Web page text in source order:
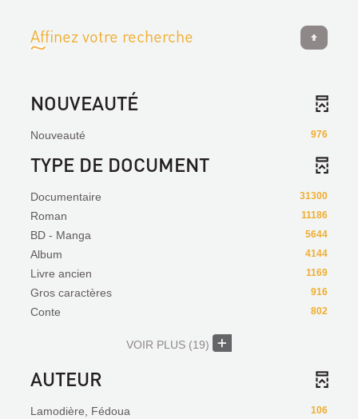
Affinez votre recherche
NOUVEAUTÉ
976
Nouveauté
TYPE DE DOCUMENT
31300
Documentaire
11186
Roman
5644
BD - Manga
4144
Album
1169
Livre ancien
916
Gros caractères
802
Conte
VOIR PLUS (19)
AUTEUR
106
Lamodière, Fédoua